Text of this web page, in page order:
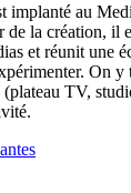
implanté au
la création, il
et réunit une
On y
TV,